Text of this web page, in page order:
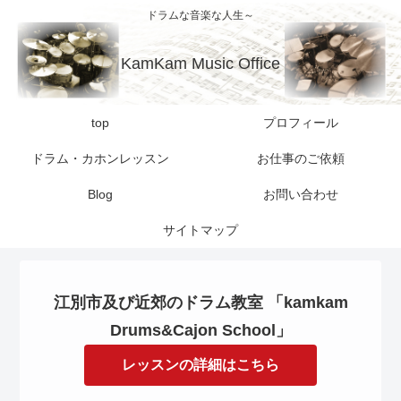
ドラムな音楽な人生～
KamKam Music Office
top プロフィール
ドラム・カホンレッスン お仕事のご依頼
Blog お問い合わせ
サイトマップ
江別市及び近郊のドラム教室 「kamkam
Drums&Cajon School」
レッスンの詳細はこちら